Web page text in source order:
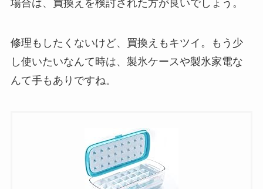
場合は、買換えを検討された方が良いでしょう。
修理もしたくないけど、買換えもキツイ。もう少
し使いたいなんて時は、製氷ケースや製氷家電な
んて手もありですね。